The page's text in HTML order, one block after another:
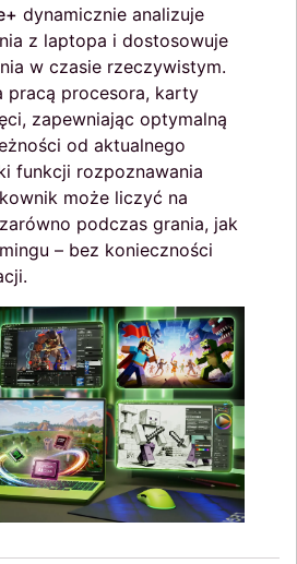
dynamicznie analizuje
z laptopa i dostosowuje
w czasie rzeczywistym.
pracą procesora, karty
zapewniając optymalną
od aktualnego
funkcji rozpoznawania
może liczyć na
zarówno podczas grania, jak
– bez konieczności